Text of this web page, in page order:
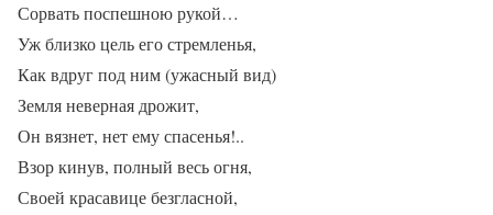
Сорвать поспешною рукой…
Уж близко цель его стремленья,
Как вдруг под ним (ужасный вид)
Земля неверная дрожит,
Он вязнет, нет ему спасенья!..
Взор кинув, полный весь огня,
Своей красавице безгласной,